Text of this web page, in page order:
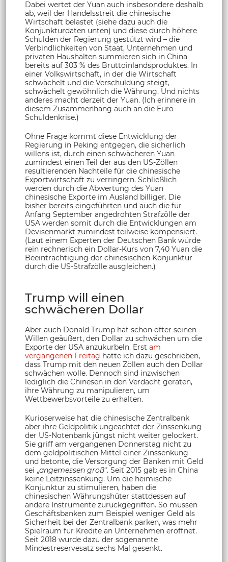
Dabei wertet der Yuan auch insbesondere deshalb
ab, weil der Handelsstreit die chinesische
Wirtschaft belastet (siehe dazu auch die
Konjunkturdaten unten) und diese durch höhere
Schulden der Regierung gestützt wird – die
Verbindlichkeiten von Staat, Unternehmen und
privaten Haushalten summieren sich in China
bereits auf 303 % des Bruttoinlandsproduktes. In
einer Volkswirtschaft, in der die Wirtschaft
schwächelt und die Verschuldung steigt,
schwächelt gewöhnlich die Währung. Und nichts
anderes macht derzeit der Yuan. (Ich erinnere in
diesem Zusammenhang auch an die Euro-
Schuldenkrise.)
Ohne Frage kommt diese Entwicklung der
Regierung in Peking entgegen, die sicherlich
willens ist, durch einen schwächeren Yuan
zumindest einen Teil der aus den US-Zöllen
resultierenden Nachteile für die chinesische
Exportwirtschaft zu verringern. Schließlich
werden durch die Abwertung des Yuan
chinesische Exporte im Ausland billiger. Die
bisher bereits eingeführten und auch die für
Anfang September angedrohten Strafzölle der
USA werden somit durch die Entwicklungen am
Devisenmarkt zumindest teilweise kompensiert.
(Laut einem Experten der Deutschen Bank würde
rein rechnerisch ein Dollar-Kurs von 7,40 Yuan die
Beeinträchtigung der chinesischen Konjunktur
durch die US-Strafzölle ausgleichen.)
Trump will einen
schwächeren Dollar
Aber auch Donald Trump hat schon öfter seinen
Willen geäußert, den Dollar zu schwächen um die
Exporte der USA anzukurbeln. Erst am
vergangenen Freitag hatte ich dazu geschrieben,
dass Trump mit den neuen Zöllen auch den Dollar
schwächen wolle. Dennoch sind inzwischen
lediglich die Chinesen in den Verdacht geraten,
ihre Währung zu manipulieren, um
Wettbewerbsvorteile zu erhalten.
Kurioserweise hat die chinesische Zentralbank
aber ihre Geldpolitik ungeachtet der Zinssenkung
der US-Notenbank jüngst nicht weiter gelockert.
Sie griff am vergangenen Donnerstag nicht zu
dem geldpolitischen Mittel einer Zinssenkung
und betonte, die Versorgung der Banken mit Geld
sei „angemessen groß“. Seit 2015 gab es in China
keine Leitzinssenkung. Um die heimische
Konjunktur zu stimulieren, haben die
chinesischen Währungshüter stattdessen auf
andere Instrumente zurückgegriffen. So müssen
Geschäftsbanken zum Beispiel weniger Geld als
Sicherheit bei der Zentralbank parken, was mehr
Spielraum für Kredite an Unternehmen eröffnet.
Seit 2018 wurde dazu der sogenannte
Mindestreservesatz sechs Mal gesenkt.